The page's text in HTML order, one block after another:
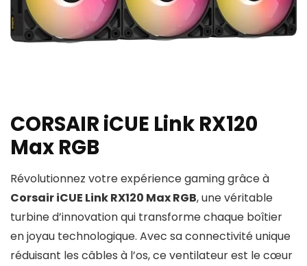
CORSAIR iCUE Link RX120
Max RGB
Révolutionnez votre expérience gaming grâce à
Corsair iCUE Link RX120 Max RGB, une véritable
turbine d’innovation qui transforme chaque boîtier
en joyau technologique. Avec sa connectivité unique
réduisant les câbles à l’os, ce ventilateur est le cœur